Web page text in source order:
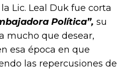
Lic. Leal Duk fue corta
Política”, su
mucho que desear,
esa época en que
las repercusiones de